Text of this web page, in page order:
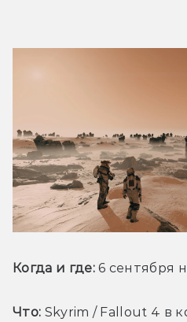
Когда и где: 6 сентября
Что: Skyrim / Fallout 4 в